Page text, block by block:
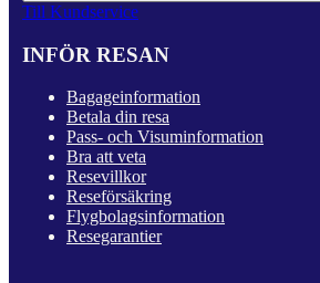
Till Kundservice
INFÖR RESAN
Bagageinformation
Betala din resa
Pass- och Visuminformation
Bra att veta
Resevillkor
Reseförsäkring
Flygbolagsinformation
Resegarantier